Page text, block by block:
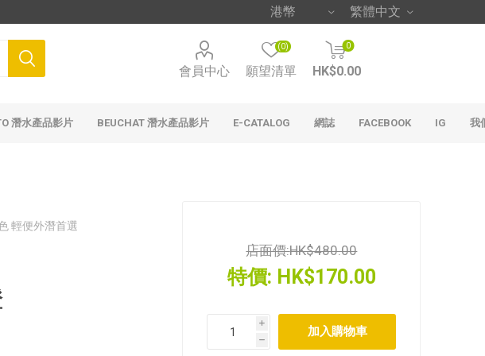
會員中心 願望清單
(0) 0
HK$0.00
潛水產品影片 BEUCHAT 潛水產品影片 E-CATALOG 網誌 FACEBOOK IG 我
輕便外潛首選
店面價:HK$480.00
特價: HK$170.00
i
h